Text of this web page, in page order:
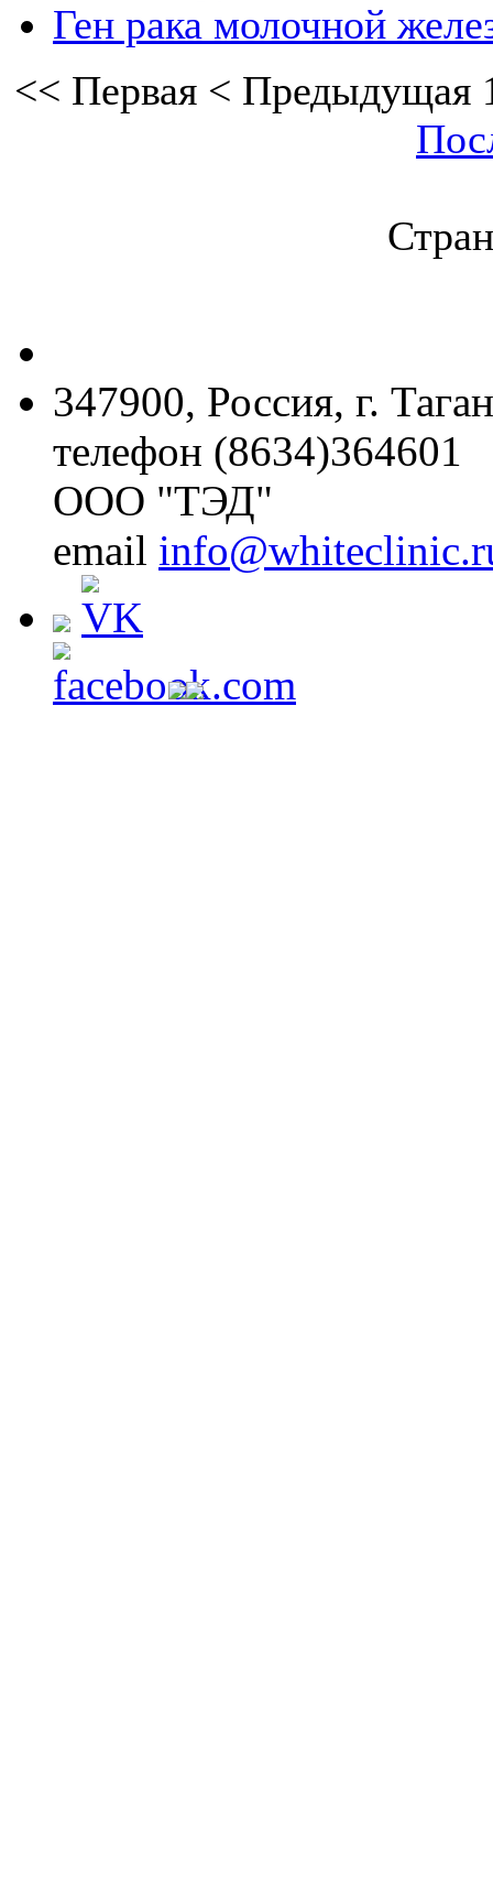
Ген рака молочной
<< Первая < Предыдущая
347900, Россия, г.
телефон (8634)364601
ООО "ТЭД"
email